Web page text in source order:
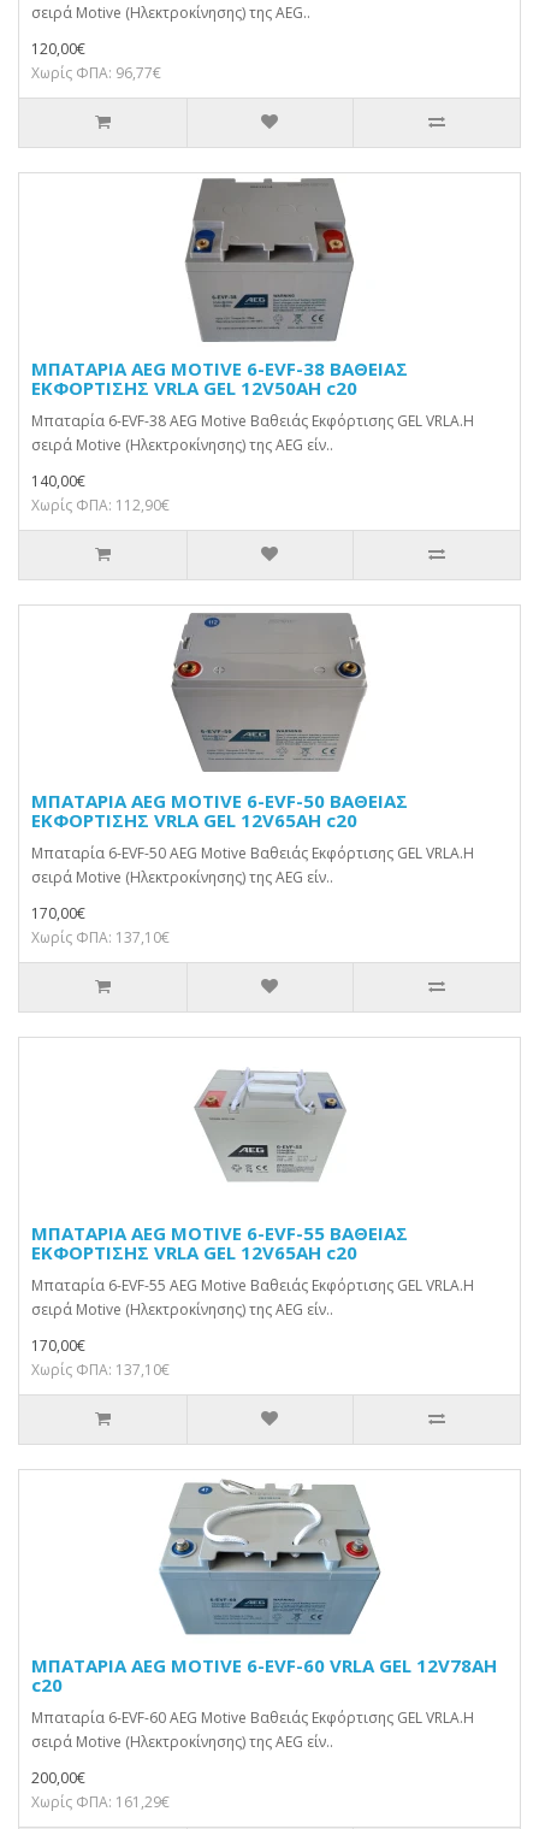
σειρά Motive (Ηλεκτροκίνησης) της AEG..
120,00€
Χωρίς ΦΠΑ: 96,77€
ΜΠΑΤΑΡΙΑ AEG MOTIVE 6-EVF-38 ΒΑΘΕΙΑΣ
ΕΚΦΟΡΤΙΣΗΣ VRLA GEL 12V50AH c20
Μπαταρία 6-EVF-38 AEG Motive Βαθειάς Εκφόρτισης GEL VRLA.Η
σειρά Motive (Ηλεκτροκίνησης) της AEG είν..
140,00€
Χωρίς ΦΠΑ: 112,90€
ΜΠΑΤΑΡΙΑ AEG MOTIVE 6-EVF-50 ΒΑΘΕΙΑΣ
ΕΚΦΟΡΤΙΣΗΣ VRLA GEL 12V65AH c20
Μπαταρία 6-EVF-50 AEG Motive Βαθειάς Εκφόρτισης GEL VRLA.Η
σειρά Motive (Ηλεκτροκίνησης) της AEG είν..
170,00€
Χωρίς ΦΠΑ: 137,10€
ΜΠΑΤΑΡΙΑ AEG MOTIVE 6-EVF-55 ΒΑΘΕΙΑΣ
ΕΚΦΟΡΤΙΣΗΣ VRLA GEL 12V65AH c20
Μπαταρία 6-EVF-55 AEG Motive Βαθειάς Εκφόρτισης GEL VRLA.Η
σειρά Motive (Ηλεκτροκίνησης) της AEG είν..
170,00€
Χωρίς ΦΠΑ: 137,10€
ΜΠΑΤΑΡΙΑ AEG MOTIVE 6-EVF-60 VRLA GEL 12V78AH
c20
Μπαταρία 6-EVF-60 AEG Motive Βαθειάς Εκφόρτισης GEL VRLA.Η
σειρά Motive (Ηλεκτροκίνησης) της AEG είν..
200,00€
Χωρίς ΦΠΑ: 161,29€